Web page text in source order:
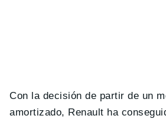
Con la decisión de partir de un
amortizado, Renault ha